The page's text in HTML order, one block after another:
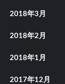
2018年3月
2018年2月
2018年1月
2017年12月